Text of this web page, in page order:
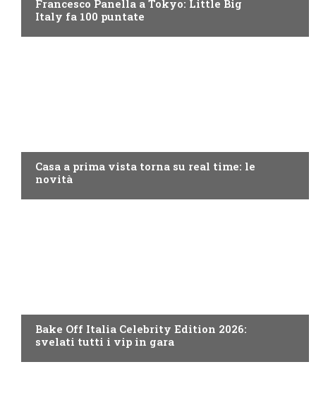
Francesco Panella a Tokyo: Little Big
Italy fa 100 puntate
Casa a prima vista torna su real time: le
novità
Bake Off Italia Celebrity Edition 2026:
svelati tutti i vip in gara